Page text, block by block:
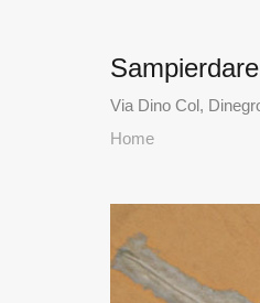
Via Dino Col,
Home